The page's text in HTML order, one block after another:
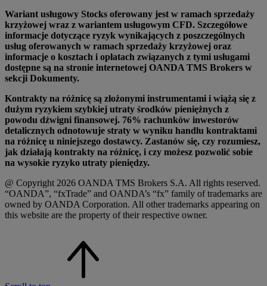
Wariant usługowy Stocks oferowany jest w ramach sprzedaży
krzyżowej wraz z wariantem usługowym CFD. Szczegółowe
informacje dotyczące ryzyk wynikających z poszczególnych
usług oferowanych w ramach sprzedaży krzyżowej oraz
informacje o kosztach i opłatach związanych z tymi usługami
dostępne są na stronie internetowej OANDA TMS Brokers w
sekcji Dokumenty.
Kontrakty na różnicę są złożonymi instrumentami i wiążą się z
dużym ryzykiem szybkiej utraty środków pieniężnych z
powodu dźwigni finansowej. 76% rachunków inwestorów
detalicznych odnotowuje straty w wyniku handlu kontraktami
na różnicę u niniejszego dostawcy. Zastanów się, czy rozumiesz,
jak działają kontrakty na różnicę, i czy możesz pozwolić sobie
na wysokie ryzyko utraty pieniędzy.
@ Copyright 2026 OANDA TMS Brokers S.A. All rights reserved.
“OANDA”, “fxTrade” and OANDA’s “fx” family of trademarks are
owned by OANDA Corporation. All other trademarks appearing on
this website are the property of their respective owner.